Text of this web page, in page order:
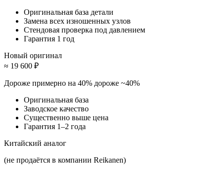
Оригинальная база детали
Замена всех изношенных узлов
Стендовая проверка под давлением
Гарантия 1 год
Новый оригинал
≈ 19 600 ₽
Дороже примерно на 40% дороже ~40%
Оригинальная база
Заводское качество
Существенно выше цена
Гарантия 1–2 года
Китайский аналог
(не продаётся в компании Reikanen)